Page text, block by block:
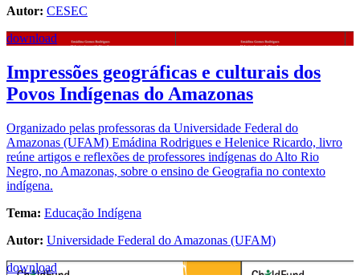
Autor: CESEC
download
Impressões geográficas e culturais dos
Povos Indígenas do Amazonas
Organizado pelas professoras da Universidade Federal do
Amazonas (UFAM) Emádina Rodrigues e Helenice Ricardo, livro
reúne artigos e reflexões de professores indígenas do Alto Rio
Negro, no Amazonas, sobre o ensino de Geografia no contexto
indígena.
Tema: Educação Indígena
Autor: Universidade Federal do Amazonas (UFAM)
download